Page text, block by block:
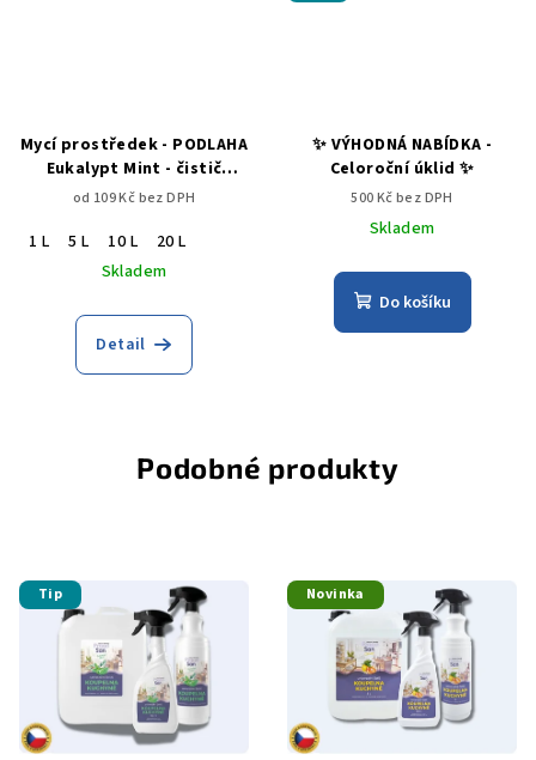
Mycí prostředek - PODLAHA
Eukalypt Mint - čistič
podlah
od 109 Kč bez DPH
1 L 5 L 10 L
20 L
Skladem
Detail
✨ VÝHODNÁ NABÍDKA -
Celoroční úklid ✨
500 Kč bez DPH
Skladem
Do košíku
Podobné produkty
Tip Novinka